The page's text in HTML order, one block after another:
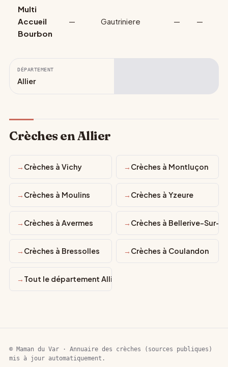
Multi
Accueil
Bourbon
— Gautriniere — —
DÉPARTEMENT
Allier
Crèches en Allier
Crèches à Vichy Crèches à Montluçon
Crèches à Moulins Crèches à Yzeure
Crèches à Avermes Crèches à Bellerive-Sur-
Crèches à Bressolles Crèches à Coulandon
Tout le département Allier
© Maman du Var · Annuaire des crèches (sources publiques)
mis à jour automatiquement.